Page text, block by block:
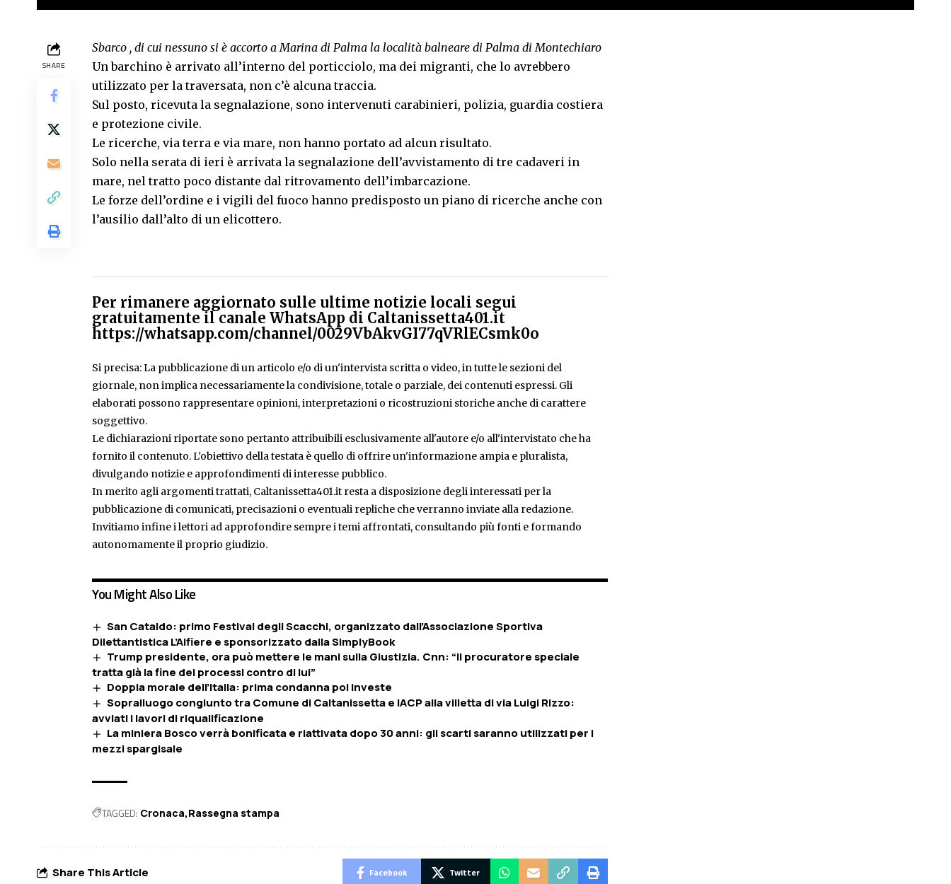
SHARE
Sbarco , di cui nessuno si è accorto a Marina di Palma la località balneare di Palma di Montechiaro
Un barchino è arrivato all’interno del porticciolo, ma dei migranti, che lo avrebbero
utilizzato per la traversata, non c’è alcuna traccia.
Sul posto, ricevuta la segnalazione, sono intervenuti carabinieri, polizia, guardia costiera
e protezione civile.
Le ricerche, via terra e via mare, non hanno portato ad alcun risultato.
Solo nella serata di ieri è arrivata la segnalazione dell’avvistamento di tre cadaveri in
mare, nel tratto poco distante dal ritrovamento dell’imbarcazione.
Le forze dell’ordine e i vigili del fuoco hanno predisposto un piano di ricerche anche con
l’ausilio dall’alto di un elicottero.
Per rimanere aggiornato sulle ultime notizie locali segui
gratuitamente il canale WhatsApp di Caltanissetta401.it
https://whatsapp.com/channel/0029VbAkvGI77qVRlECsmk0o
Si precisa: La pubblicazione di un articolo e/o di un'intervista scritta o video, in tutte le sezioni del
giornale, non implica necessariamente la condivisione, totale o parziale, dei contenuti espressi. Gli
elaborati possono rappresentare opinioni, interpretazioni o ricostruzioni storiche anche di carattere
soggettivo.
Le dichiarazioni riportate sono pertanto attribuibili esclusivamente all'autore e/o all'intervistato che ha
fornito il contenuto. L'obiettivo della testata è quello di offrire un'informazione ampia e pluralista,
divulgando notizie e approfondimenti di interesse pubblico.
In merito agli argomenti trattati, Caltanissetta401.it resta a disposizione degli interessati per la
pubblicazione di comunicati, precisazioni o eventuali repliche che verranno inviate alla redazione.
Invitiamo infine i lettori ad approfondire sempre i temi affrontati, consultando più fonti e formando
autonomamente il proprio giudizio.
You Might Also Like
San Cataldo: primo Festival degli Scacchi, organizzato dall’Associazione Sportiva
Dilettantistica L’Alfiere e sponsorizzato dalla SimplyBook
Trump presidente, ora può mettere le mani sulla Giustizia. Cnn: “Il procuratore speciale
tratta già la fine dei processi contro di lui”
Doppia morale dell’Italia: prima condanna poi investe
Sopralluogo congiunto tra Comune di Caltanissetta e IACP alla villetta di via Luigi Rizzo:
avviati i lavori di riqualificazione
La miniera Bosco verrà bonificata e riattivata dopo 30 anni: gli scarti saranno utilizzati per i
mezzi spargisale
TAGGED: Cronaca Rassegna stampa
Share This Article Facebook Twitter